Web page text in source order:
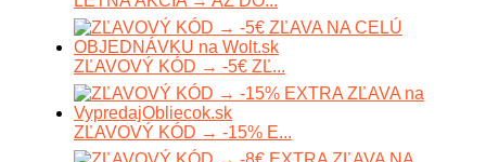
ZĽAVOVÝ KÓD → -5€ ZĽ...
ZĽAVOVÝ KÓD → -15% E...